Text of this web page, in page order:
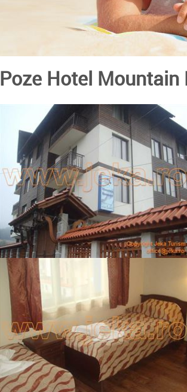
Poze Hotel Mountain